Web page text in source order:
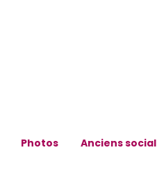
Photos Anciens social